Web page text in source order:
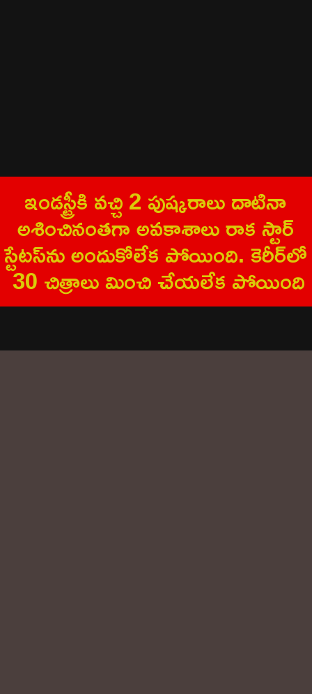
ఇండ‌స్ట్రీకి వ‌చ్చి 2 పుష్క‌రాలు దాటినా
అశించినంత‌గా అవ‌కాశాలు రాక స్టార్
స్టేట‌స్‌ను అందుకోలేక పోయింది. కెరీర్‌లో
30 చిత్రాలు మించి చేయ‌లేక పోయింది